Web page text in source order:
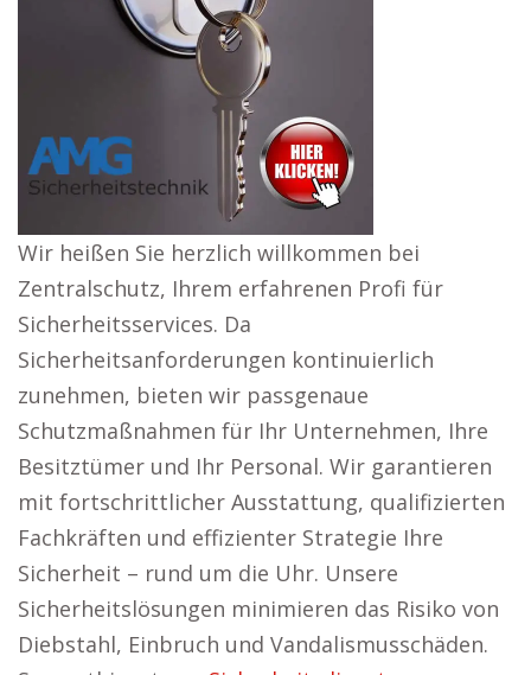
Wir heißen Sie herzlich willkommen bei
Zentralschutz, Ihrem erfahrenen Profi für
Sicherheitsservices. Da
Sicherheitsanforderungen kontinuierlich
zunehmen, bieten wir passgenaue
Schutzmaßnahmen für Ihr Unternehmen, Ihre
Besitztümer und Ihr Personal. Wir garantieren
mit fortschrittlicher Ausstattung, qualifizierten
Fachkräften und effizienter Strategie Ihre
Sicherheit – rund um die Uhr. Unsere
Sicherheitslösungen minimieren das Risiko von
Diebstahl, Einbruch und Vandalismusschäden.